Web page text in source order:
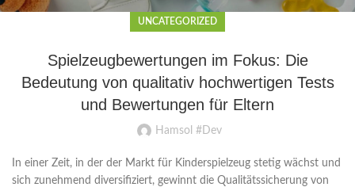
UNCATEGORIZED
Spielzeugbewertungen im Fokus: Die
Bedeutung von qualitativ hochwertigen Tests
und Bewertungen für Eltern
Hamsol #Dev
In einer Zeit, in der der Markt für Kinderspielzeug stetig wächst und
sich zunehmend diversifiziert, gewinnt die Qualitätssicherung von